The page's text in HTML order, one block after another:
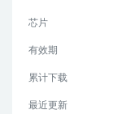
芯片
有效期
累计下载
最近更新